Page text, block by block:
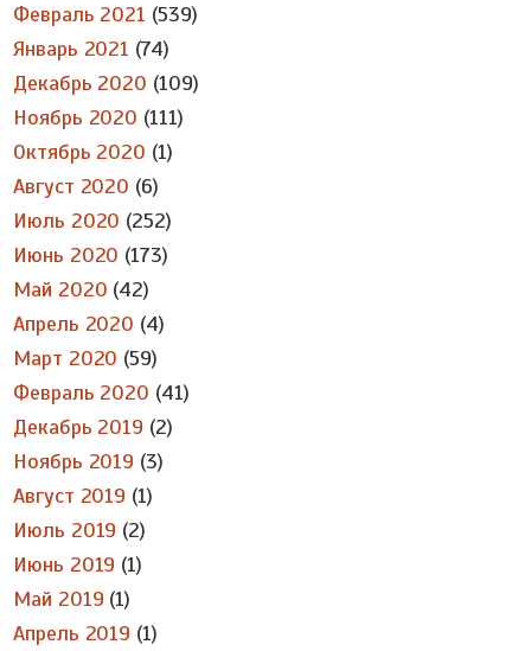
Февраль 2021 (539)
Январь 2021 (74)
Декабрь 2020 (109)
Ноябрь 2020 (111)
Октябрь 2020 (1)
Август 2020 (6)
Июль 2020 (252)
Июнь 2020 (173)
Май 2020 (42)
Апрель 2020 (4)
Март 2020 (59)
Февраль 2020 (41)
Декабрь 2019 (2)
Ноябрь 2019 (3)
Август 2019 (1)
Июль 2019 (2)
Июнь 2019 (1)
Май 2019 (1)
Апрель 2019 (1)